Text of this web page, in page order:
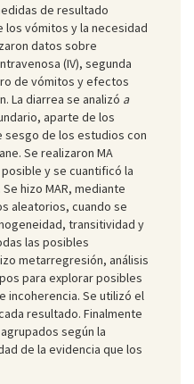
de resultado
vómitos y la necesidad
datos sobre
(IV), segunda
de vómitos y efectos
La diarrea se analizó a
aparte de los
sesgo de los estudios con
Se realizaron MA
y se cuantificó la
. Se hizo MAR, mediante
aleatorios, cuando se
transitividad y
las posibles
metarregresión, análisis
para explorar posibles
incoherencia. Se utilizó el
resultado. Finalmente
según la
de la evidencia que los